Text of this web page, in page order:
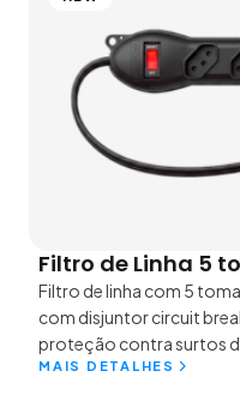
Filtro de Linha 5
Filtro de linha com 5
com disjuntor circuit
proteção contra surtos
MAIS DETALHES